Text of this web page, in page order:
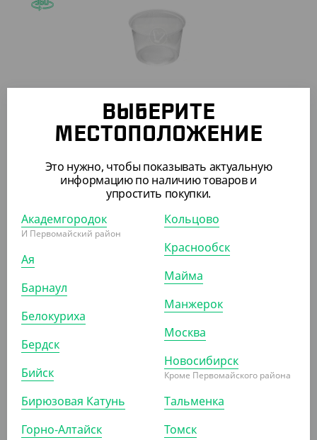
Контейнер круглый, 350 мл, d-101
УП (50) КОР (1000)
АРТ. 21019
(2.68 ₽/ШТ)
Контейнер круглый, 200 мл, d-101 мм
УП (50) КОР (1000)
ВЫБЕРИТЕ
МЕСТОПОЛОЖЕНИЕ
Это нужно, чтобы показывать актуальную
информацию по наличию товаров и
упростить покупки.
Академгородок
И Первомайский район
Ая
Барнаул
Белокуриха
Бердск
Бийск
Бирюзовая Катунь
Горно-Алтайск
Кольцово
Краснообск
Майма
Манжерок
Москва
Новосибирск
Кроме Первомайского района
Тальменка
Томск